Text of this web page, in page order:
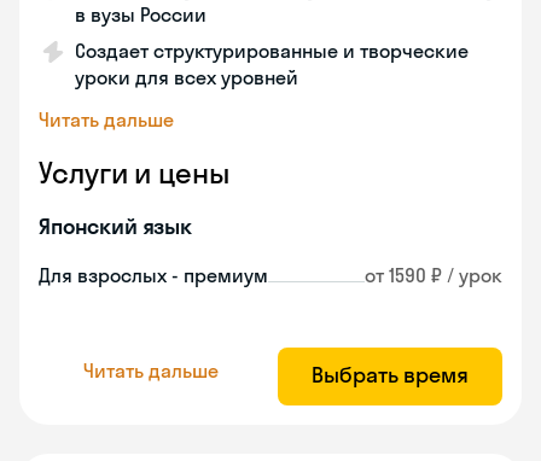
в вузы России
Создает структурированные и творческие
уроки для всех уровней
Читать дальше
Услуги и цены
Японский язык
Для взрослых - премиум от 1590 ₽ / урок
Читать дальше Выбрать время